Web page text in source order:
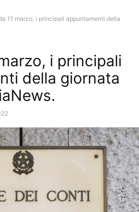
11 marzo, i principali appuntamenti della
i principali
della giornata